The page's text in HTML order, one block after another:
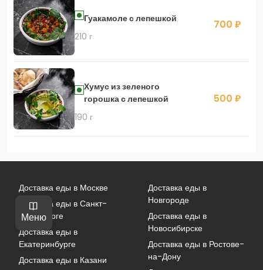
Меню
Гуакамоле с лепешкой
210 г
700 ₽
Хумус из зеленого
горошка с лепешкой
190 г
500 ₽
Доставка еды в Москве
Доставка еды в Санкт-
Петербурге
Доставка еды в
Екатеринбурге
Доставка еды в Казани
Доставка еды в
Новгороде
Доставка еды в
Новосибирске
Доставка еды в Ростове-
на-Дону